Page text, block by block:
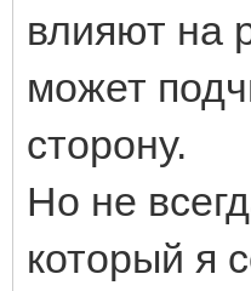
влияют на
может
сторону.
Но не
который я